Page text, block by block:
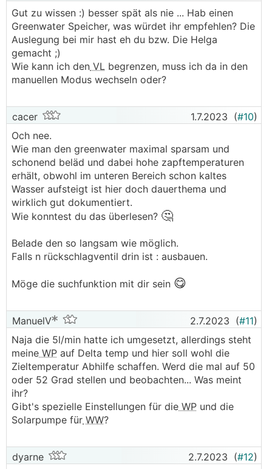
Gut zu wissen :) besser spät als nie ... Hab einen
Greenwater Speicher, was würdet ihr empfehlen? Die
Auslegung bei mir hast eh du bzw. Die Helga
gemacht ;)
Wie kann ich den VL begrenzen, muss ich da in den
manuellen Modus wechseln oder?
cacer 1.7.2023 (#10)
Och nee.
Wie man den greenwater maximal sparsam und
schonend beläd und dabei hohe zapftemperaturen
erhält, obwohl im unteren Bereich schon kaltes
Wasser aufsteigt ist hier doch dauerthema und
wirklich gut dokumentiert.
Wie konntest du das überlesen? 🤔
Belade den so langsam wie möglich.
Falls n rückschlagventil drin ist : ausbauen.
Möge die suchfunktion mit dir sein 😋
ManuelV 2.7.2023 (#11)
Naja die 5l/min hatte ich umgesetzt, allerdings steht
meine WP auf Delta temp und hier soll wohl die
Zieltemperatur Abhilfe schaffen. Werd die mal auf 50
oder 52 Grad stellen und beobachten... Was meint
ihr?
Gibt's spezielle Einstellungen für die WP und die
Solarpumpe für WW?
dyarne 2.7.2023 (#12)